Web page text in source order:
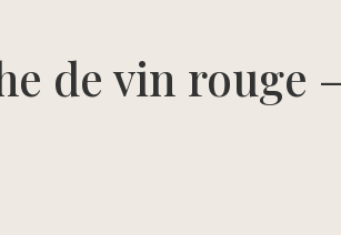
de vin rouge